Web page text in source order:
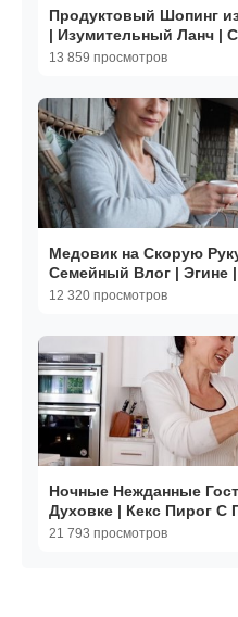
Продуктовый Шопинг из Магазина Костко
| Изумительный Ланч |
Heghineh
13 859 просмотров
Медовик на Скорую
Семейный Влог | Эгине
12 320 просмотров
Ночные Нежданные
Духовке | Кекс Пирог С Персиками | Семейный
Влог Эгине
21 793 просмотров